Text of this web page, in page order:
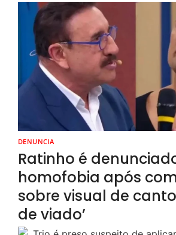
DENUNCIA
Ratinho é
homofobia após
sobre visual de
de viado’